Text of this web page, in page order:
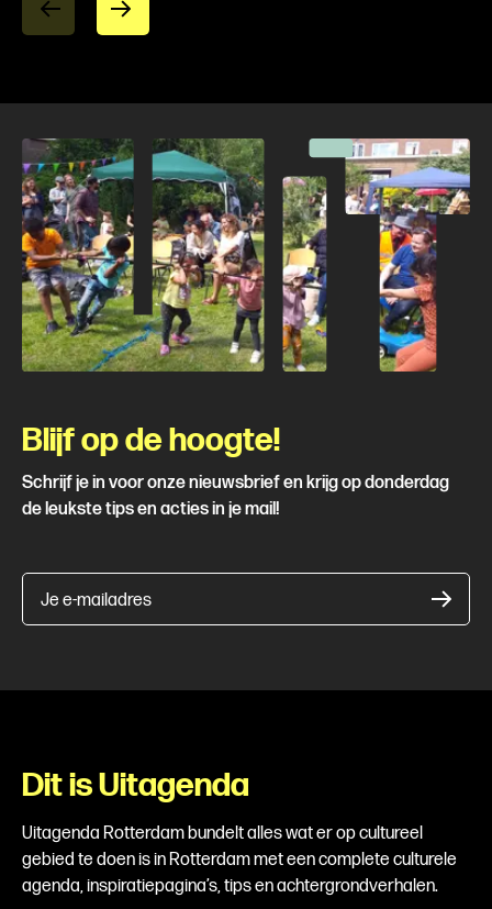
Blijf op de hoogte!
Schrijf je in voor onze nieuwsbrief en krijg op donderdag
de leukste tips en acties in je mail!
Je e-mailadres
Dit is Uitagenda
Uitagenda Rotterdam bundelt alles wat er op cultureel
gebied te doen is in Rotterdam met een complete culturele
agenda, inspiratiepagina’s, tips en achtergrondverhalen.